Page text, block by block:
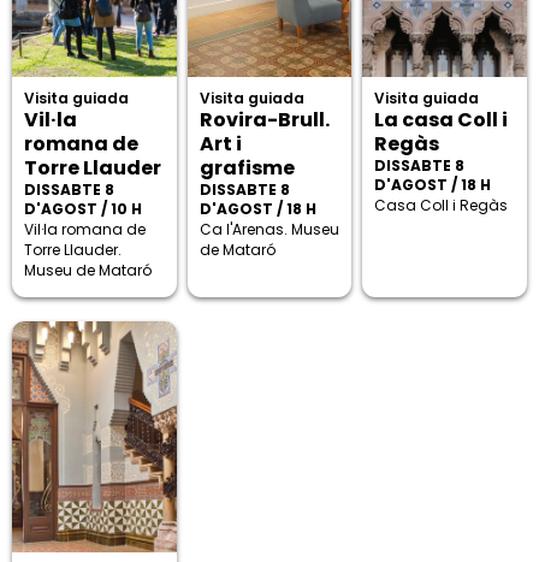
Visita guiada
Vil·la
romana de
Torre Llauder
DISSABTE 8
D'AGOST / 10 H
Vil·la romana de
Torre Llauder.
Museu de Mataró
Visita guiada
Rovira-Brull.
Art i
grafisme
DISSABTE 8
D'AGOST / 18 H
Ca l'Arenas. Museu
de Mataró
Visita guiada
La casa Coll i
Regàs
DISSABTE 8
D'AGOST / 18 H
Casa Coll i Regàs